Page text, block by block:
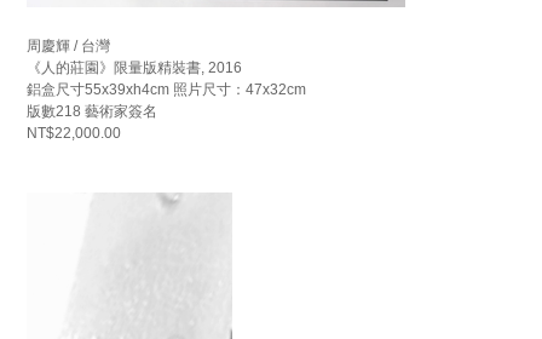
周慶輝 / 台灣
《人的莊園》限量版精裝書, 2016
鋁盒尺寸55x39xh4cm 照片尺寸：47x32cm
版數218 藝術家簽名
NT$22,000.00